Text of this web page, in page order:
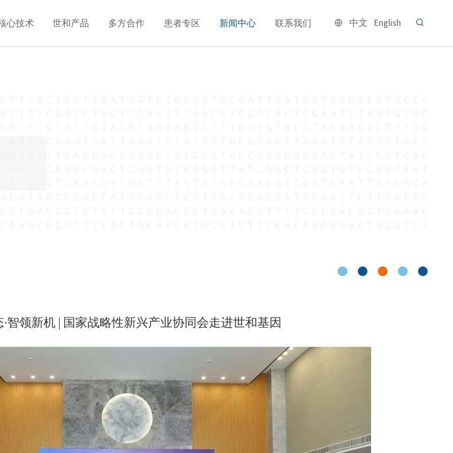
心技术 世和产品 多方合作 患者专区 新闻中心 联系我们 中文 English
智领新机 | 国家战略性新兴产业协同会走进世和基因